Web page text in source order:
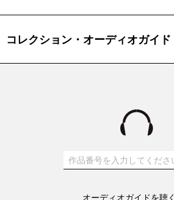
コレクション・オーディオガイド
オーディオガイドを聴く